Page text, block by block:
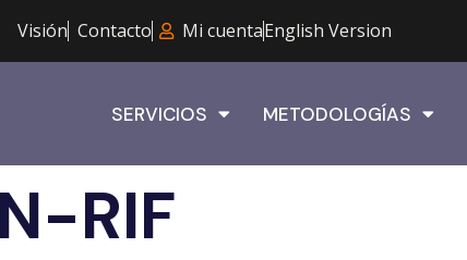
Visión Contacto Mi cuentaEnglish Version
SERVICIOS METODOLOGÍAS
RIF